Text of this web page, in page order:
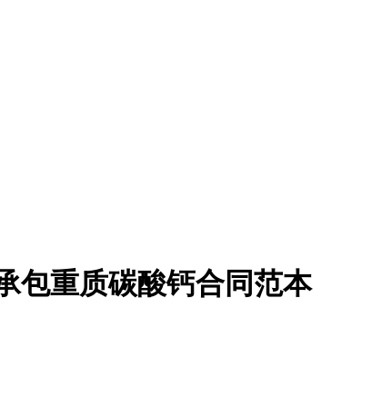
包重质碳酸钙合同范本